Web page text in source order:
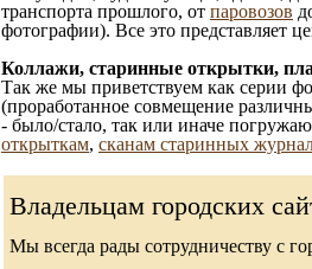
транспорта прошлого, от паровозов
фотографии). Все это представляет
Коллажи, старинные открытки,
Так же мы приветствуем как серии
(проработанное совмещение
- было/стало, так или иначе
открыткам, сканам старинных
Владельцам городских
Мы всегда рады сотрудничеству с